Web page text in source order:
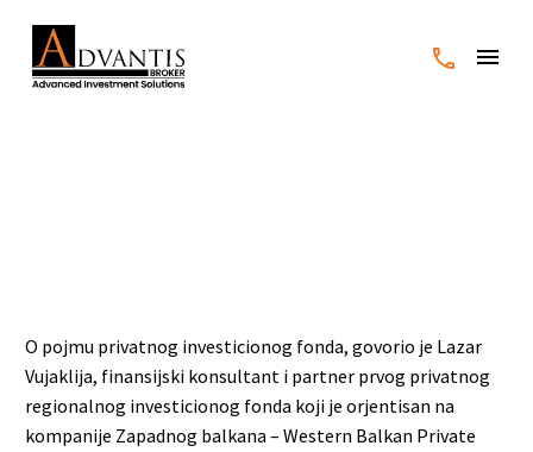
O pojmu privatnog investicionog fonda, govorio je Lazar
Vujaklija, finansijski konsultant i partner prvog privatnog
regionalnog investicionog fonda koji je orjentisan na
kompanije Zapadnog balkana – Western Balkan Private